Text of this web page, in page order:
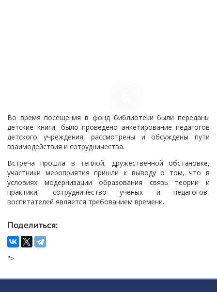
Во время посещения в фонд библиотеки были переданы
детские книги, было проведено анкетирование педагогов
детского учреждения, рассмотрены и обсуждены пути
взаимодействия и сотрудничества.
Встреча прошла в теплой, дружественной обстановке,
участники мероприятия пришли к выводу о том, что в
условиях модернизации образования связь теории и
практики, сотрудничество ученых и педагогов-
воспитателей является требованием времени.
Поделиться:
">